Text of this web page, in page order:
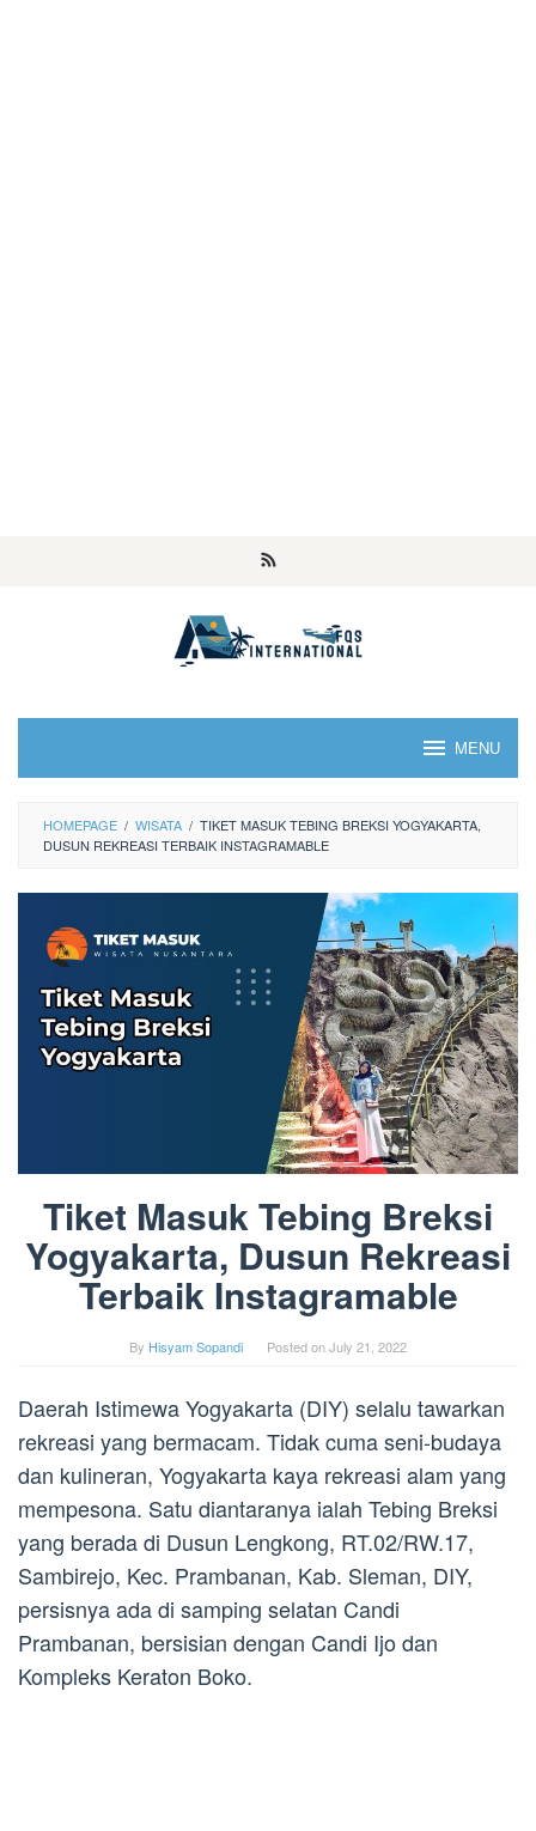
MENU
HOMEPAGE / WISATA / TIKET MASUK TEBING BREKSI YOGYAKARTA,
DUSUN REKREASI TERBAIK INSTAGRAMABLE
Tiket Masuk Tebing Breksi
Yogyakarta, Dusun Rekreasi
Terbaik Instagramable
By Hisyam Sopandi Posted onJuly 21, 2022
Daerah Istimewa Yogyakarta (DIY) selalu tawarkan
rekreasi yang bermacam. Tidak cuma seni-budaya
dan kulineran, Yogyakarta kaya rekreasi alam yang
mempesona. Satu diantaranya ialah Tebing Breksi
yang berada di Dusun Lengkong, RT.02/RW.17,
Sambirejo, Kec. Prambanan, Kab. Sleman, DIY,
persisnya ada di samping selatan Candi
Prambanan, bersisian dengan Candi Ijo dan
Kompleks Keraton Boko.